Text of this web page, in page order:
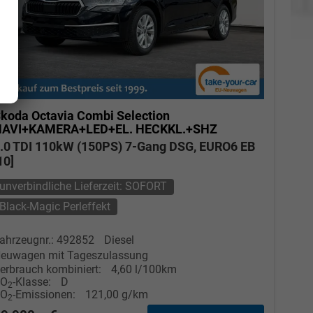
Octavia Combi Selection
HECKKL.+SHZ
TDI 110kW (150PS) 7-Gang DSG, EURO6 EB
unverbindliche Lieferzeit: SOFORT
Black-Magic Perleffekt
492852
Diesel
mit Tageszulassung
kombiniert:
4,60 l/100km
2-Klasse:
D
2-Emissionen: 121,00 g/km
Verkauf
Tel. 04181/2176-27
calakovic@take-your-car.de